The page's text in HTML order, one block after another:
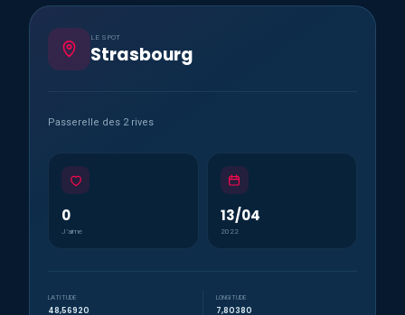
LE SPOT
Strasbourg
Passerelle des 2 rives
0
J’aime
13/04
2022
LATITUDE
48,56920
LONGITUDE
7,80380